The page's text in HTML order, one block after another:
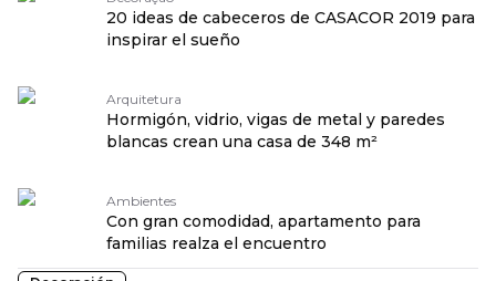
20 ideas de cabeceros de CASACOR 2019 para
inspirar el sueño
Arquitetura
Hormigón, vidrio, vigas de metal y paredes
blancas crean una casa de 348 m²
Ambientes
Con gran comodidad, apartamento para
familias realza el encuentro